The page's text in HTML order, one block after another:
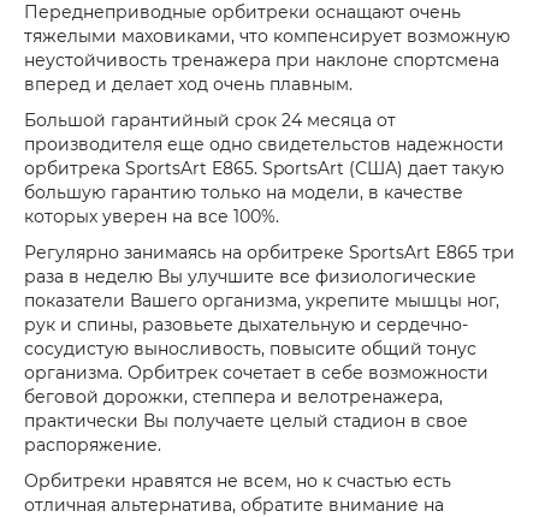
Переднеприводные орбитреки оснащают очень
тяжелыми маховиками, что компенсирует возможную
неустойчивость тренажера при наклоне спортсмена
вперед и делает ход очень плавным.
Большой гарантийный срок 24 месяца от
производителя еще одно свидетельстов надежности
орбитрека SportsArt E865. SportsArt (США) дает такую
большую гарантию только на модели, в качестве
которых уверен на все 100%.
Регулярно занимаясь на орбитреке SportsArt E865 три
раза в неделю Вы улучшите все физиологические
показатели Вашего организма, укрепите мышцы ног,
рук и спины, разовьете дыхательную и сердечно-
сосудистую выносливость, повысите общий тонус
организма. Орбитрек сочетает в себе возможности
беговой дорожки, степпера и велотренажера,
практически Вы получаете целый стадион в свое
распоряжение.
Орбитреки нравятся не всем, но к счастью есть
отличная альтернатива, обратите внимание на